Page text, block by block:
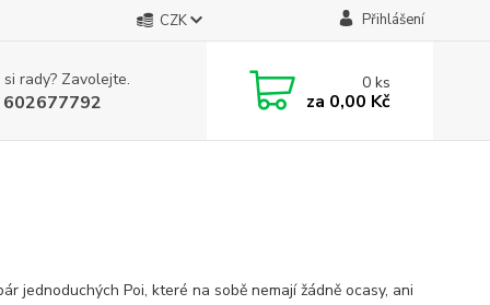
CZK Přihlášení
rady? Zavolejte. 0ks
za 0,00 Kč
jednoduchých Poi, které na sobě nemají žádně ocasy, ani